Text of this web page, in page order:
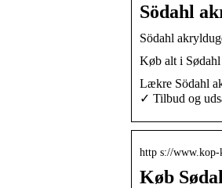
Södahl
Södahl
Køb alt i
Lækre Södahl
✓ Tilbud og
http s://www.kop-
Køb